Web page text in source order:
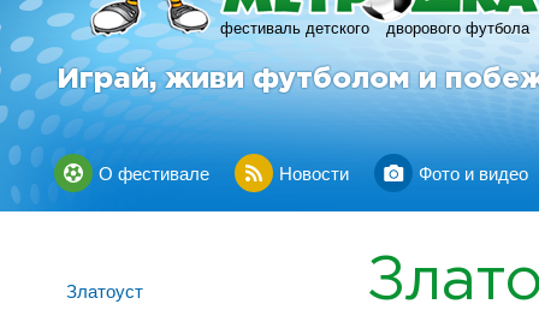
фестиваль детского дворового футбола
Играй, живи футболом и
О фестивале Новости Фото и видео
Златоуст